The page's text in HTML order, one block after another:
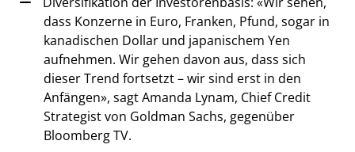
dass Konzerne in Euro, Franken, Pfund, sogar in
kanadischen Dollar und japanischem Yen
aufnehmen. Wir gehen davon aus, dass sich
dieser Trend fortsetzt – wir sind erst in den
Anfängen», sagt Amanda Lynam, Chief Credit
Strategist von Goldman Sachs, gegenüber
Bloomberg TV.